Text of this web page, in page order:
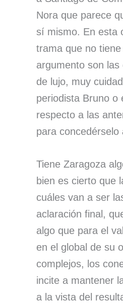
Nora que parece
sí mismo. En esta
trama que no
argumento son
de lujo, muy
periodista Bruno o
respecto a las
para concedérselo
Tiene Zaragoza
bien es cierto que
cuáles van a ser
aclaración final,
algo que para el
en el global de su
complejos, los
incite a mantener
a la vista del